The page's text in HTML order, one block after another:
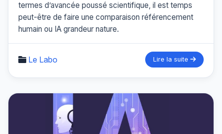
termes d’avancée poussé scientifique, il est temps
peut-être de faire une comparaison référencement
humain ou IA grandeur nature.
Le Labo Lire la suite